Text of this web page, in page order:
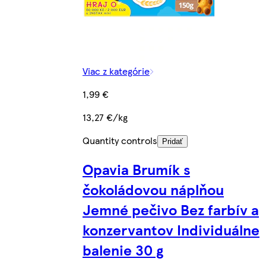
Viac z kategórie
1,99 €
13,27 €/kg
Quantity controls
Pridať
Opavia Brumík s
čokoládovou náplňou
Jemné pečivo Bez farbív a
konzervantov Individuálne
balenie 30 g